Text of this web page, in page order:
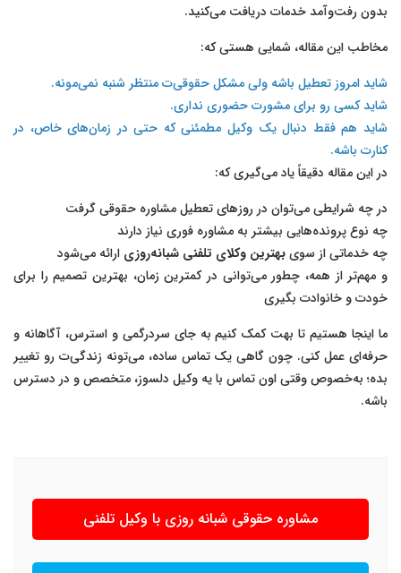
بدون رفت‌وآمد خدمات دریافت می‌کنید.
مخاطب این مقاله، شمایی هستی که:
شاید امروز تعطیل باشه ولی مشکل حقوقی‌ت منتظر شنبه نمی‌مونه.
شاید کسی رو برای مشورت حضوری نداری.
شاید هم فقط دنبال یک وکیل مطمئنی که حتی در زمان‌های خاص، در
کنارت باشه.
در این مقاله دقیقاً یاد می‌گیری که:
در چه شرایطی می‌توان در روزهای تعطیل مشاوره حقوقی گرفت
چه نوع پرونده‌هایی بیشتر به مشاوره فوری نیاز دارند
چه خدماتی از سویبهترین وکلای تلفنی شبانه‌روزی ارائه می‌شود
و مهم‌تر از همه، چطور می‌توانی در کمترین زمان، بهترین تصمیم را برای
خودت و خانوادت بگیری
ما اینجا هستیم تا بهت کمک کنیم به جای سردرگمی و استرس، آگاهانه و
حرفه‌ای عمل کنی. چون گاهی یک تماس ساده، می‌تونه زندگی‌ت رو تغییر
بده؛ به‌خصوص وقتی اون تماس با یه وکیل دلسوز، متخصص و در دسترس
باشه.
مشاوره حقوقی شبانه روزی با وکیل تلفنی